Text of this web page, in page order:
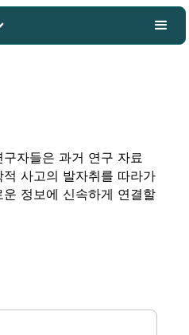
자들은 과거 연구 자료
사고의 발자취를 따라가
정보에 신속하게 연결할